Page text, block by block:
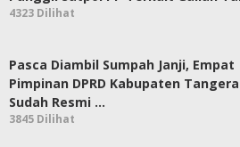
4323 Dilihat
Pasca Diambil Sumpah Janji, Empat
Pimpinan DPRD Kabupaten
Sudah Resmi …
3845 Dilihat